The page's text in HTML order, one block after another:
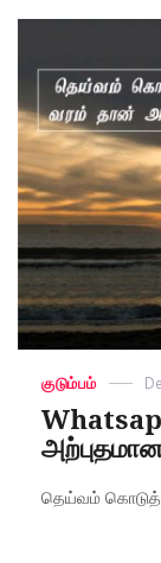
Categories
குடும்பம்
தெய்வம்